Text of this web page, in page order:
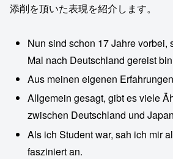
添削を頂いた表現を紹介します。
Nun sind schon 17 Jahre vorbei,
Mal nach Deutschland gereist
Aus meinen eigenen
Allgemein gesagt, gibt es viele
zwischen Deutschland und
Als ich Student war, sah ich mir
fasziniert an.